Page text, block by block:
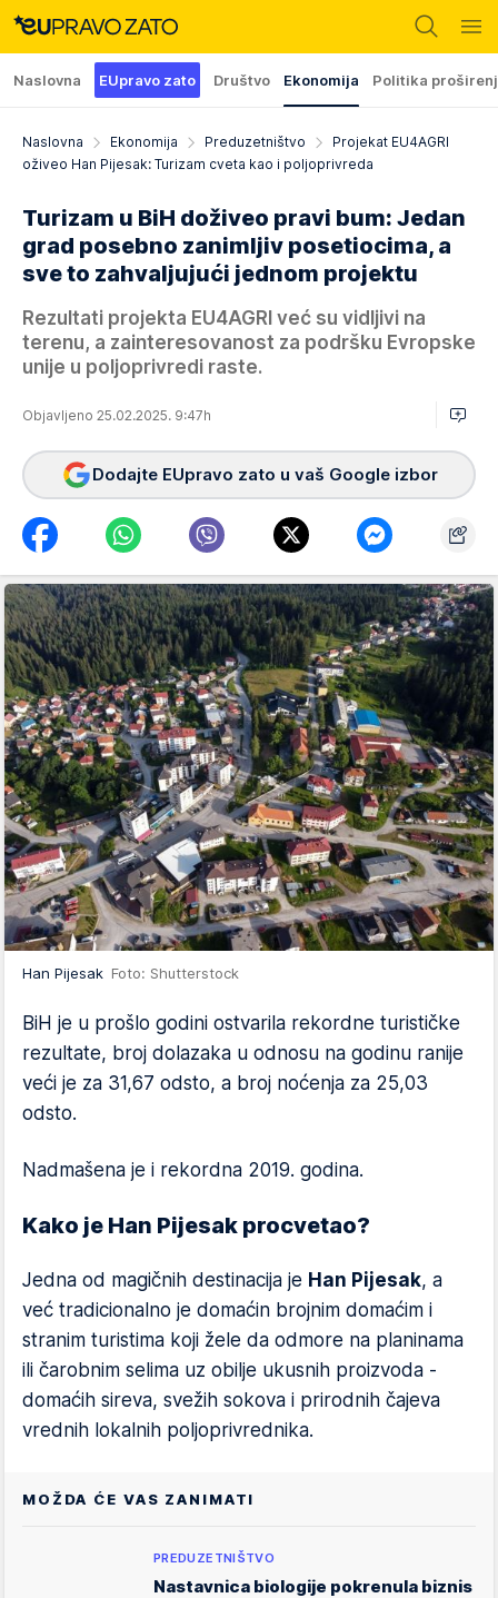
Naslovna EUpravo zato Društvo Ekonomija Politika
Naslovna Ekonomija Preduzetništvo
Projekat EU4AGRI
oživeo Han Pijesak: Turizam cveta kao i poljoprivreda
Turizam u BiH doživeo pravi bum: Jedan
grad posebno zanimljiv posetiocima, a
sve to zahvaljujući jednom projektu
Rezultati projekta EU4AGRI već su vidljivi na
terenu, a zainteresovanost za podršku Evropske
unije u poljoprivredi raste.
Objavljeno 25.02.2025. 9:47h
Dodajte EUpravo zato u vaš Google izbor
Han Pijesak Foto: Shutterstock
BiH je u prošlo godini ostvarila rekordne turističke
rezultate, broj dolazaka u odnosu na godinu ranije
veći je za 31,67 odsto, a broj noćenja za 25,03
odsto.
Nadmašena je i rekordna 2019. godina.
Kako je Han Pijesak procvetao?
Jedna od magičnih destinacija je Han Pijesak, a
već tradicionalno je domaćin brojnim domaćim i
stranim turistima koji žele da odmore na planinama
ili čarobnim selima uz obilje ukusnih proizvoda -
domaćih sireva, svežih sokova i prirodnih čajeva
vrednih lokalnih poljoprivrednika.
MOŽDA ĆE VAS ZANIMATI
PREDUZETNIŠTVO
Nastavnica biologije pokrenula biznis